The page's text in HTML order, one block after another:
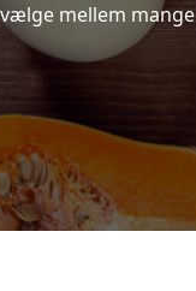
mellem